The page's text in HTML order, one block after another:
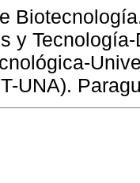
y
UNA).